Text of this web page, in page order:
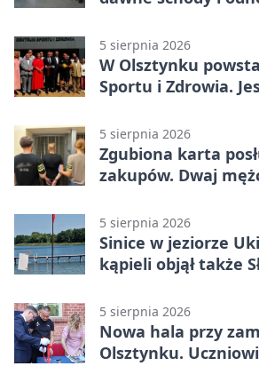
5 sierpnia 2026
W Olsztynku
Sportu i Zdrowia.
5 sierpnia 2026
Zgubiona karta
zakupów. Dwaj
5 sierpnia 2026
Sinice w jeziorze
kąpieli objął także
5 sierpnia 2026
Nowa hala przy
Olsztynku.